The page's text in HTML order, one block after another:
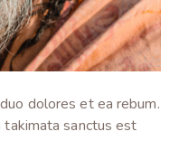
dolores et ea rebum.
sanctus est